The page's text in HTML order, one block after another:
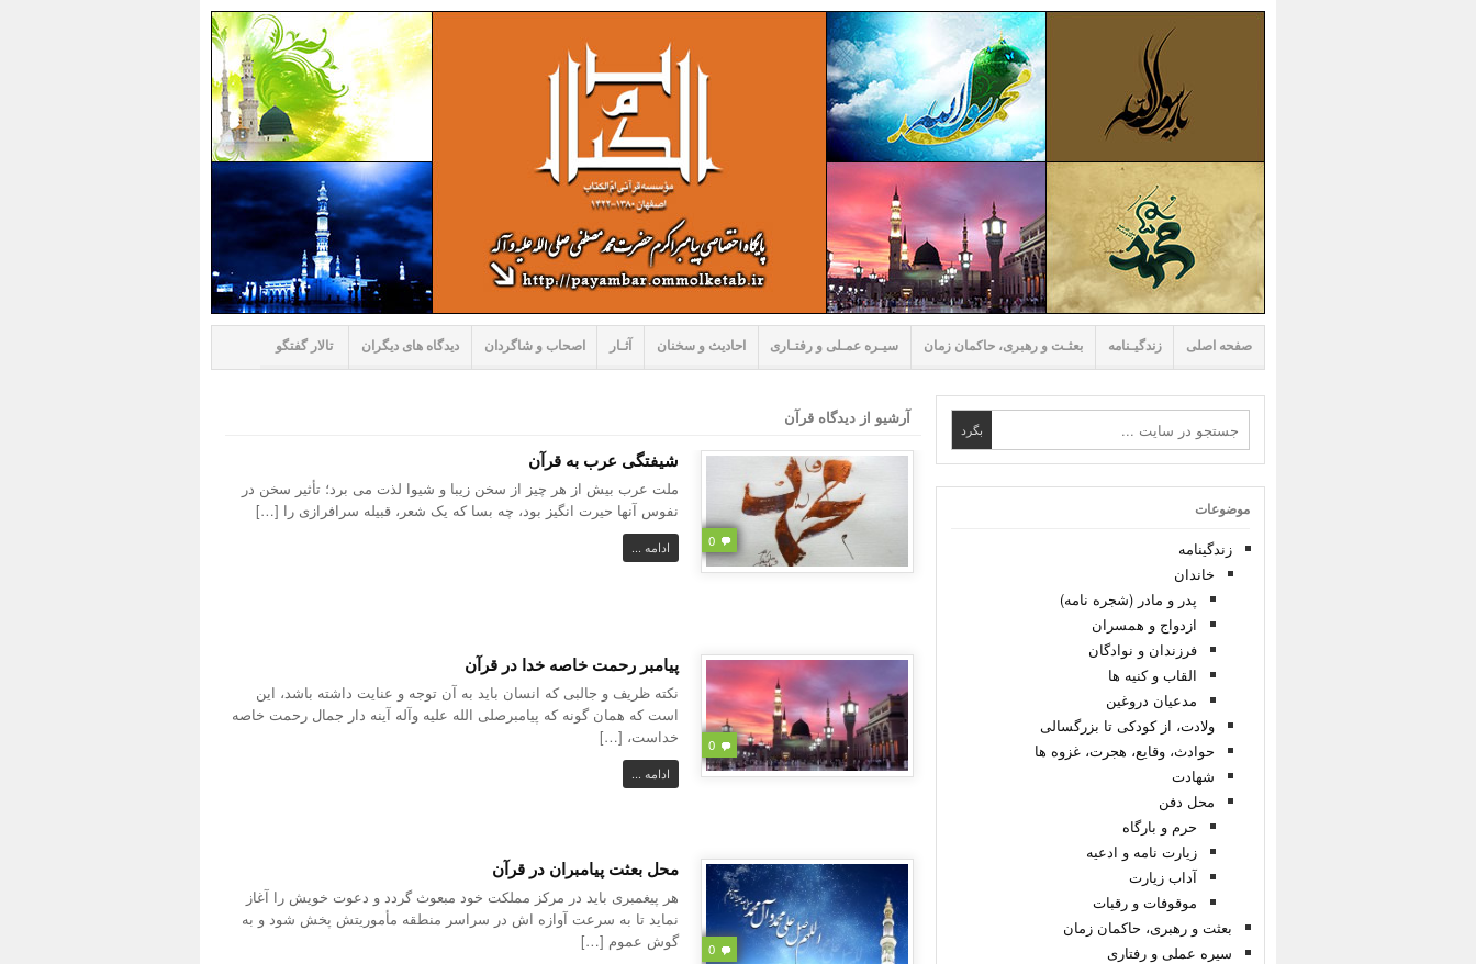
صفحه اصلی زندگیـنامه بعثـت و رهبری، حاکمان زمان سیـره عمـلی و رفتـاری احادیث و سخنان آثـار اصحاب و شاگردان دیدگاه های دیگران تالار گفتگو
آرشیو از دیدگاه قرآن
0
شیفتگی عرب به قرآن
ملت عرب بیش از هر چیز از سخن زیبا و شیوا لذت می برد؛ تأثیر سخن در
نفوس آنها حیرت انگیز بود، چه بسا که یک شعر، قبیله سرافرازی را […]
ادامه ...
0
پیامبر رحمت خاصه خدا در قرآن
نکته ظریف و جالبی که انسان باید به آن توجه و عنایت داشته باشد، این
است که همان گونه که پیامبرصلی الله علیه وآله آینه دار جمال رحمت خاصه
خداست، […]
ادامه ...
0
محل بعثت پیامبران در قرآن
هر پیغمبری باید در مرکز مملکت خود مبعوث گردد و دعوت خویش را آغاز
نماید تا به سرعت آوازه اش در سراسر منطقه مأموریتش پخش شود و به
گوش عموم […]
موضوعات
زندگینامه
خاندان
پدر و مادر (شجره نامه)
ازدواج و همسران
فرزندان و نوادگان
القاب و کنیه ها
مدعیان دروغین
ولادت، از کودکی تا بزرگسالی
حوادث، وقایع، هجرت، غزوه ها
شهادت
محل دفن
حرم و بارگاه
زیارت نامه و ادعیه
آداب زیارت
موقوفات و رقبات
بعثت و رهبری، حاکمان زمان
سیره عملی و رفتاری